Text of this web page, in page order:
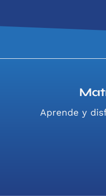
Aprende y